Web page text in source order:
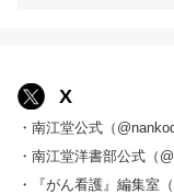
X
・南江堂公式（
・南江堂洋書部公式（
・『がん看護』編集室